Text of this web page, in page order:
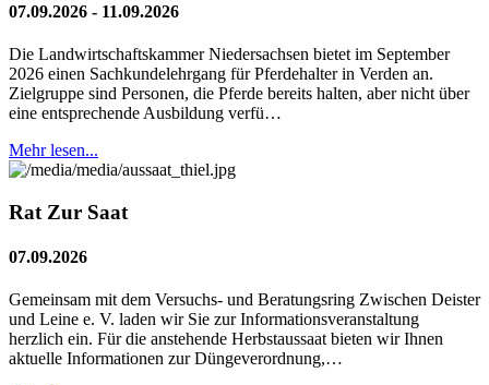
07.09.2026 - 11.09.2026
Die Landwirtschaftskammer Niedersachsen bietet im September
2026 einen Sachkundelehrgang für Pferdehalter in Verden an.
Zielgruppe sind Personen, die Pferde bereits halten, aber nicht über
eine entsprechende Ausbildung verfü…
Mehr lesen...
Rat Zur Saat
07.09.2026
Gemeinsam mit dem Versuchs- und Beratungsring Zwischen Deister
und Leine e. V. laden wir Sie zur Informationsveranstaltung
herzlich ein. Für die anstehende Herbstaussaat bieten wir Ihnen
aktuelle Informationen zur Düngeverordnung,…